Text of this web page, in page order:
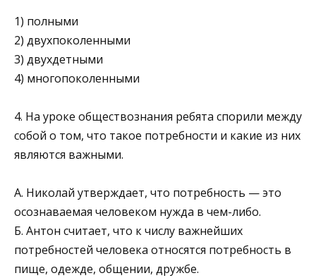
1) полными
2) двухпоколенными
3) двухдетными
4) многопоколенными
4. На уроке обществознания ребята спорили между
со­бой о том, что такое потребности и какие из них
являются важными.
А. Николай утверждает, что потребность — это
осо­знаваемая человеком нужда в чем-либо.
Б. Антон считает, что к числу важнейших
потребно­стей человека относятся потребность в
пище, одежде, общении, дружбе.